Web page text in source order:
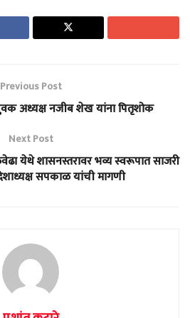
Previous Post
अध्यक्ष नजीब शेख यांना पितृशोक
Next Post
येथे शासनस्तरावर भव्य स्वरूपात साजरी
सपकाळ यांची मागणी